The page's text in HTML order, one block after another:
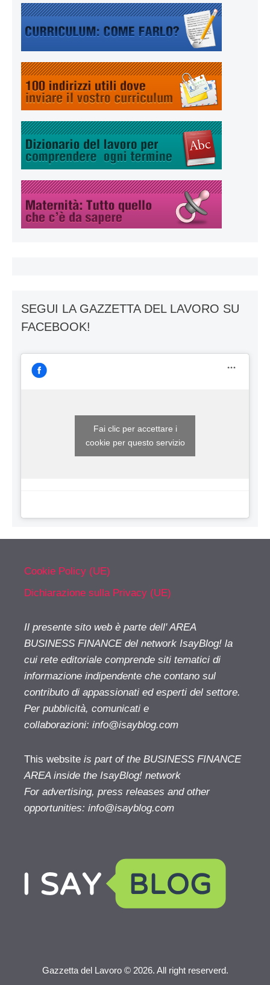
SEGUI LA GAZZETTA DEL LAVORO SU
FACEBOOK!
Fai clic per accettare i
cookie per questo servizio
Cookie Policy (UE)
Dichiarazione sulla Privacy (UE)
Il presente sito web è parte dell' AREA
BUSINESS FINANCE del network IsayBlog! la
cui rete editoriale comprende siti tematici di
informazione indipendente che contano sul
contributo di appassionati ed esperti del settore.
Per pubblicità, comunicati e
collaborazioni: info@isayblog.com
This website is part of the BUSINESS FINANCE
AREA inside the IsayBlog! network
For advertising, press releases and other
opportunities: info@isayblog.com
Gazzetta del Lavoro © 2026. All right reserverd.